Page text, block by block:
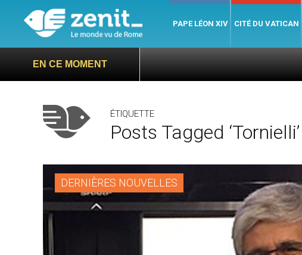
PAPE LÉON XIV CITÉ DU VATICAN
EN CE MOMENT
ÉTIQUETTE
Posts Tagged ‘Tornielli’
DERNIÈRES NOUVELLES